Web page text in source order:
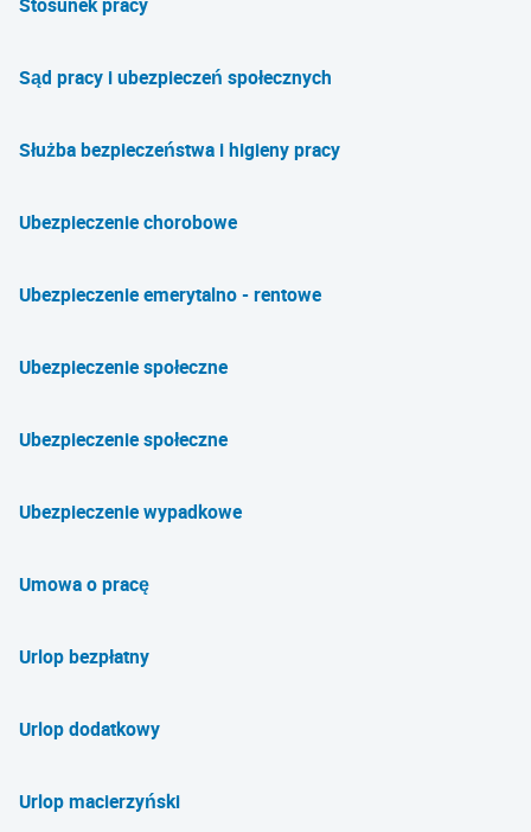
Sąd pracy i ubezpieczeń społecznych
Służba bezpieczeństwa i higieny pracy
Ubezpieczenie chorobowe
Ubezpieczenie emerytalno - rentowe
Ubezpieczenie społeczne
Ubezpieczenie społeczne
Ubezpieczenie wypadkowe
Umowa o pracę
Urlop bezpłatny
Urlop dodatkowy
Urlop macierzyński